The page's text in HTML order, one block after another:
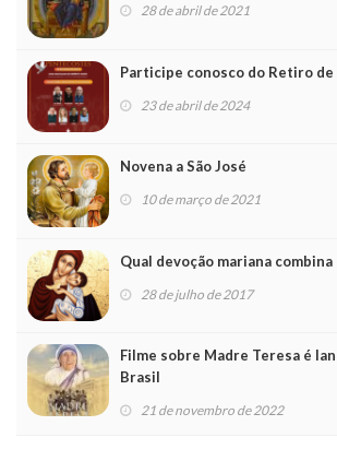
28 de abril de 2021
Participe conosco do Retiro
23 de abril de 2024
Novena a São José
10 de março de 2021
Qual devoção mariana combina
28 de julho de 2017
Filme sobre Madre Teresa é
Brasil
21 de novembro de 2022